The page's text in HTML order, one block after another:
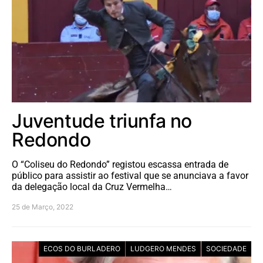
Juventude triunfa no
Redondo
O “Coliseu do Redondo” registou escassa entrada de
público para assistir ao festival que se anunciava a favor
da delegação local da Cruz Vermelha…
25 de Março, 2022
ECOS DO BURLADERO LUDGERO MENDES SOCIEDADE